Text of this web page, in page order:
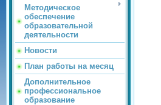
Методическое
обеспечение
образовательной
деятельности
Новости
План работы на месяц
Дополнительное
профессиональное
образование